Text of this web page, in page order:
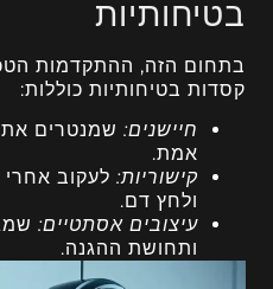
בטיחותיות
בתחום הזה, ההתקדמות
קסדות בטיחותיות כוללות:
חיישנים: שמנטרים
אמת.
קישוריות: לעקוב
ולחץ דם.
עיצובים אסתטיים:
ותחושת ההגנה.